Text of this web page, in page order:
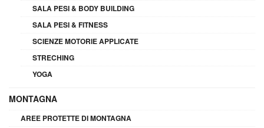
SALA PESI & BODY BUILDING
SALA PESI & FITNESS
SCIENZE MOTORIE APPLICATE
STRECHING
YOGA
MONTAGNA
AREE PROTETTE DI MONTAGNA